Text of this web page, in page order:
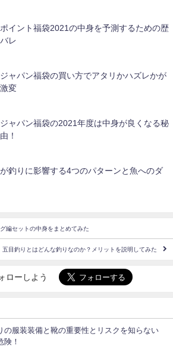
イント福袋2021の中身を予測するための歴
レ
ャパン福袋の買い方でアタリかハズレかが
変
ャパン福袋の2021年度は中身が良くなる秘
！
釣りに影響する4つのパターンと魚へのダ
編セットの中身をまとめてみた
五目釣りとはどんな釣りなのか？メリットを説明してみた
ローしよう
の服装装備と靴の重要性とリスクを知らない
険！